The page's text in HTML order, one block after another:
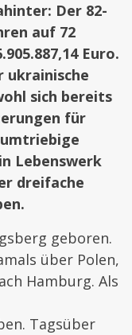
Der 82-
auf 72
Euro.
ukrainische
sich bereits
für
Lebenswerk
dreifache
geboren.
über Polen,
Hamburg. Als
Tagsüber